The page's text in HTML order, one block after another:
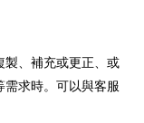
、補充或更正、或
求時。可以與客服